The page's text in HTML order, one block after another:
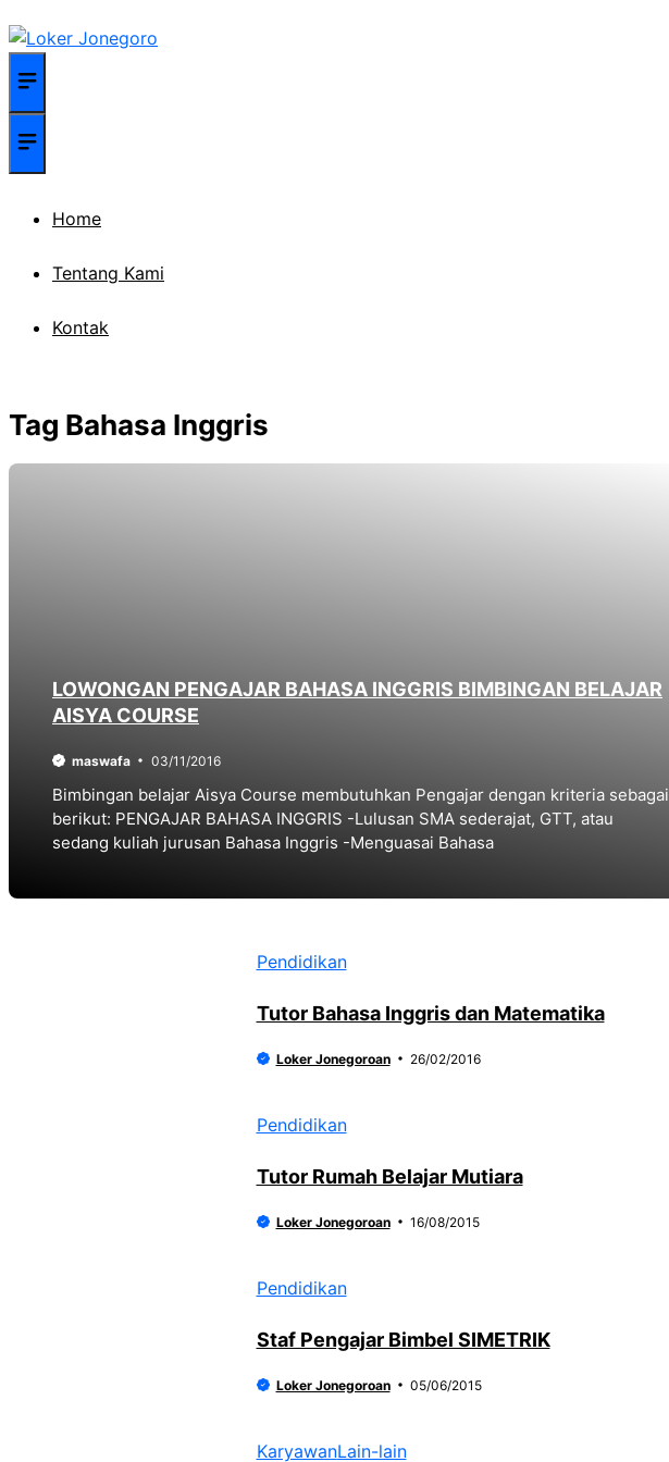
Langsung
ke
isi
Menu
Home
Tentang Kami
Kontak
Tag Bahasa Inggris
LOWONGAN PENGAJAR BAHASA INGGRIS BIMBINGAN BELAJAR
AISYA COURSE
maswafa 03/11/2016
Bimbingan belajar Aisya Course membutuhkan Pengajar dengan kriteria sebagai
berikut: PENGAJAR BAHASA INGGRIS -Lulusan SMA sederajat, GTT, atau
sedang kuliah jurusan Bahasa Inggris -Menguasai Bahasa
Pendidikan
Tutor Bahasa Inggris dan Matematika
Loker Jonegoroan 26/02/2016
Pendidikan
Tutor Rumah Belajar Mutiara
Loker Jonegoroan 16/08/2015
Pendidikan
Staf Pengajar Bimbel SIMETRIK
Loker Jonegoroan 05/06/2015
KaryawanLain-lain